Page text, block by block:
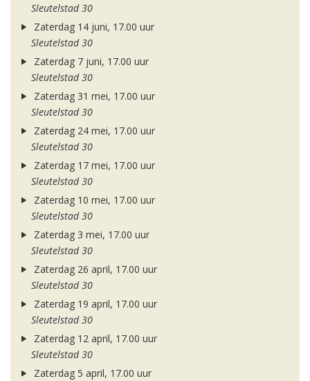
Sleutelstad 30
Zaterdag 14 juni, 17.00 uur
Sleutelstad 30
Zaterdag 7 juni, 17.00 uur
Sleutelstad 30
Zaterdag 31 mei, 17.00 uur
Sleutelstad 30
Zaterdag 24 mei, 17.00 uur
Sleutelstad 30
Zaterdag 17 mei, 17.00 uur
Sleutelstad 30
Zaterdag 10 mei, 17.00 uur
Sleutelstad 30
Zaterdag 3 mei, 17.00 uur
Sleutelstad 30
Zaterdag 26 april, 17.00 uur
Sleutelstad 30
Zaterdag 19 april, 17.00 uur
Sleutelstad 30
Zaterdag 12 april, 17.00 uur
Sleutelstad 30
Zaterdag 5 april, 17.00 uur